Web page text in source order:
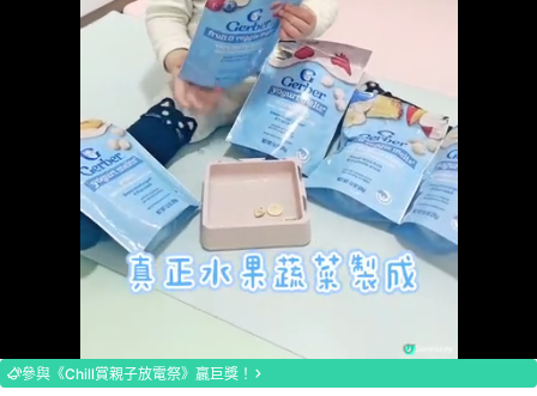
Loaded
100.00%
參與《Chill賞親子放電祭》贏巨獎！